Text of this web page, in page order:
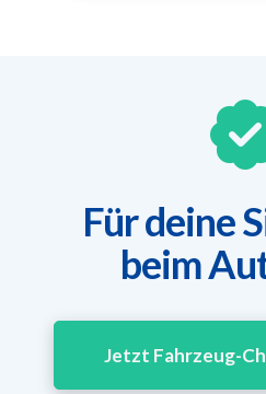
Für deine
beim
Jetzt Fahrzeug-